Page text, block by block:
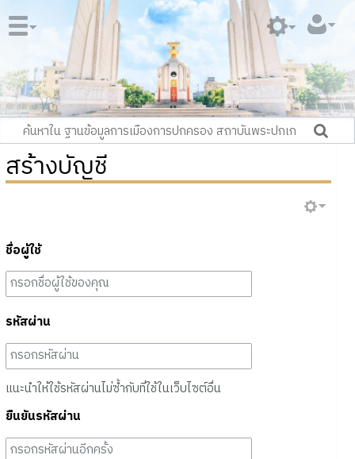
สร้างบัญชี
ชื่อผู้ใช้
รหัสผ่าน
แนะนำให้ใช้รหัสผ่านไม่ซ้ำกับที่ใช้ในเว็บไซต์อื่น
ยืนยันรหัสผ่าน